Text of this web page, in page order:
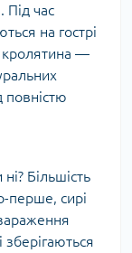
Під час
на гострі
—
повністю
Більшість
перше, сирі
зберігаються